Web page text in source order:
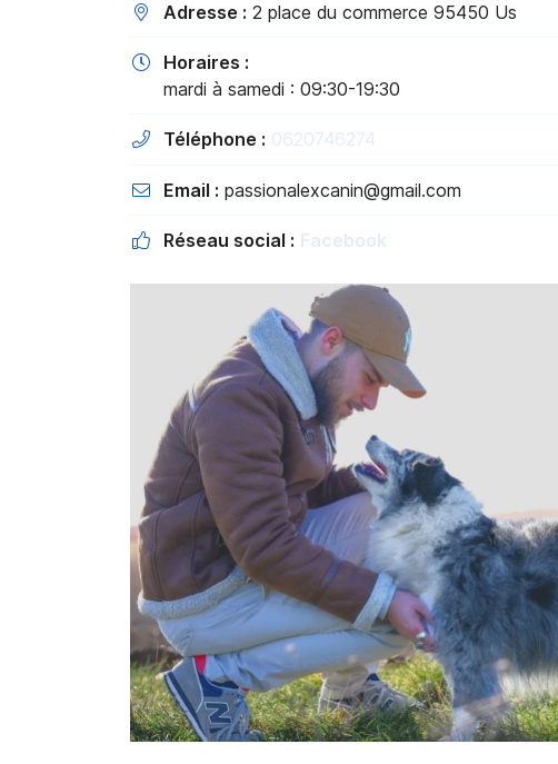
 Adresse : 2 place du commerce 95450 Us

Horaires :
mardi à samedi : 09:30-19:30
 Téléphone : 0620746274
 Email : passionalexcanin@gmail.com
 Réseau social : Facebook